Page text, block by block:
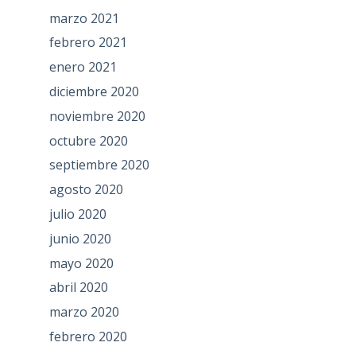
marzo 2021
febrero 2021
enero 2021
diciembre 2020
noviembre 2020
octubre 2020
septiembre 2020
agosto 2020
julio 2020
junio 2020
mayo 2020
abril 2020
marzo 2020
febrero 2020